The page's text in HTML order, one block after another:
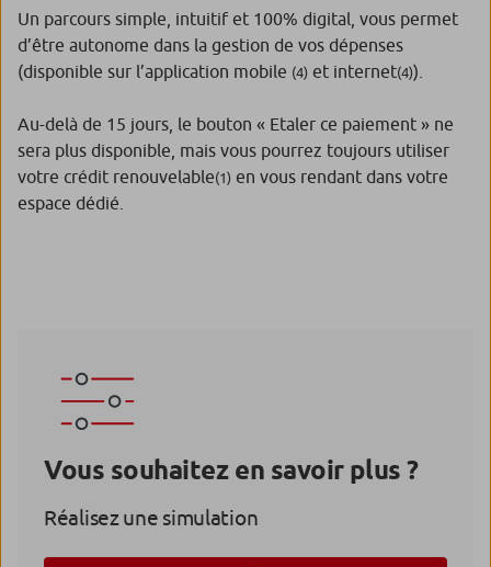
Un parcours simple, intuitif et 100% digital, vous permet
d’être autonome dans la gestion de vos dépenses
(disponible sur l’application mobile (4) et internet(4)).
Au-delà de 15 jours, le bouton « Etaler ce paiement » ne
sera plus disponible, mais vous pourrez toujours utiliser
votre crédit renouvelable(1) en vous rendant dans votre
espace dédié.
Vous souhaitez en savoir plus ?
Réalisez une simulation